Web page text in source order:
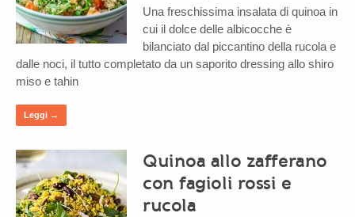
Una freschissima insalata di quinoa in
cui il dolce delle albicocche è
bilanciato dal piccantino della rucola e
dalle noci, il tutto completato da un saporito dressing allo shiro
miso e tahin
Leggi →
Quinoa allo zafferano
con fagioli rossi e
rucola